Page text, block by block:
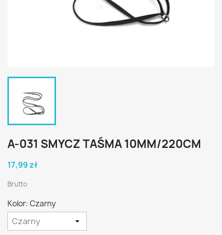
A-031 SMYCZ TAŚMA 10MM/220CM
17,99 zł
Brutto
Kolor: Czarny